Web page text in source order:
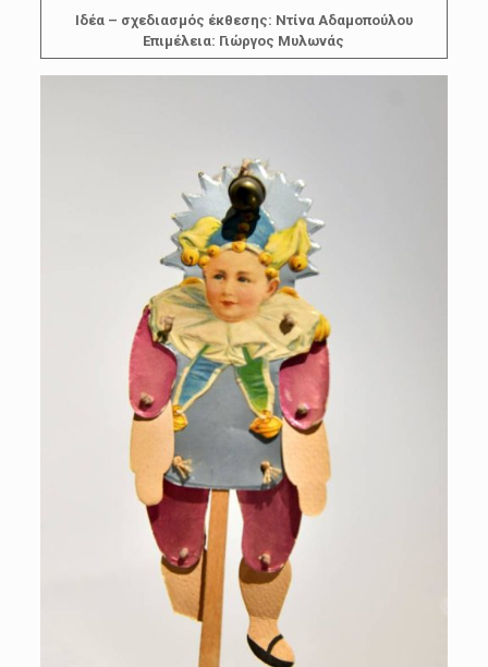
Ιδέα – σχεδιασμός έκθεσης: Ντίνα Αδαμοπούλου
Επιμέλεια: Γιώργος Μυλωνάς